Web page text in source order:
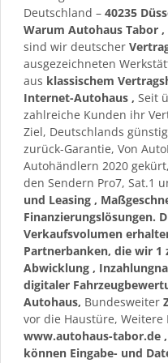
Deutschland – 40235
Warum Autohaus Tabor ,
sind wir deutscher
ausgezeichneten
aus klassischem
Internet-Autohaus , Seit
zahlreiche Kunden ihr
Ziel, Deutschlands
zurück-Garantie, Von
Autohändlern 2020
den Sendern Pro7, Sat.1
und Leasing ,
Finanzierungslösungen.
Verkaufsvolumen
Partnerbanken, die wir 1
Abwicklung ,
digitaler
Autohaus, Bundesweiter
vor die Haustüre, Weitere
www.autohaus-tabor.de
können Eingabe- und